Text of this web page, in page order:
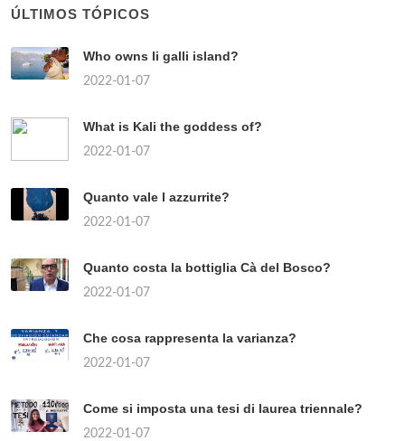
ÚLTIMOS TÓPICOS
Who owns li galli island?
2022-01-07
What is Kali the goddess of?
2022-01-07
Quanto vale l azzurrite?
2022-01-07
Quanto costa la bottiglia Cà del Bosco?
2022-01-07
Che cosa rappresenta la varianza?
2022-01-07
Come si imposta una tesi di laurea triennale?
2022-01-07